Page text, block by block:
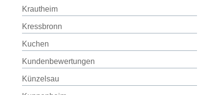
Krautheim
Kressbronn
Kuchen
Kundenbewertungen
Künzelsau